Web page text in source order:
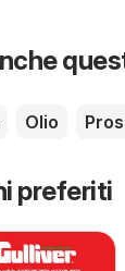
Olio
preferiti